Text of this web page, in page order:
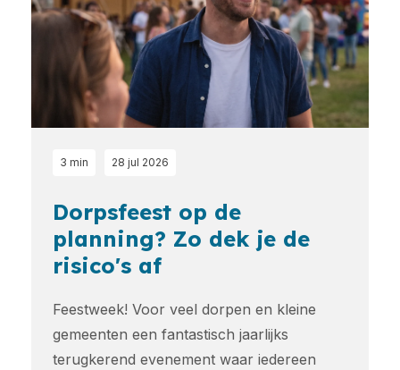
3 min 28 jul 2026
Dorpsfeest op de
planning? Zo dek je de
risico's af
Feestweek! Voor veel dorpen en kleine
gemeenten een fantastisch jaarlijks
terugkerend evenement waar iedereen